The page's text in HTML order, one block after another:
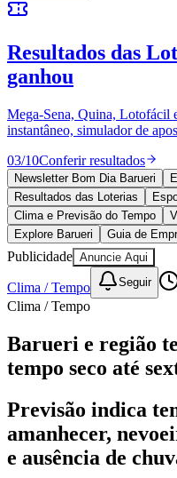
Anuncie no Portal
Cadastrar Empresa
Divulgar Vagas
Política
Esportes
Saúde
Segurança
Cultura
Meio Ambiente
Obras
Educação
Bairros de Barueri
AldeiaAldeia da SerraAldeia
Vista
Califórnia Carapicuíba
RegiãoCotiaCruz Preta
MilitarItapeviJandiraJardim
Califórnia
Jardim dos Altos
EsperançaJardim Graziela
Resultados das
ganhou
Mega-Sena, Quina, Lotofácil
instantâneo, simulador de
03/10Conferir resultados
Newsletter Bom Dia Barueri
Resultados das Loterias
Clima e Previsão do Tempo
Explore Barueri
Guia de
Publicidade Anuncie Aqui
Clima / Tempo Seguir
Clima / Tempo
Barueri e região
tempo seco até
Previsão indica
amanhecer,
e ausência de